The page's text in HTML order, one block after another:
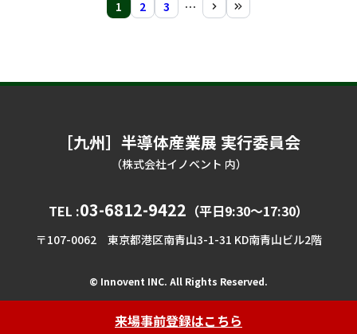
来場事前登録はこちら
1 2 3 …
［九州］半導体産業展 実行委員会
（株式会社イノベント 内）
TEL :03-6812-9422 （平日9:30〜17:30）
〒107-0062 東京都港区南青山3-1-31 KD南青山ビル2階
© Innovent INC. All Rights Reserved.